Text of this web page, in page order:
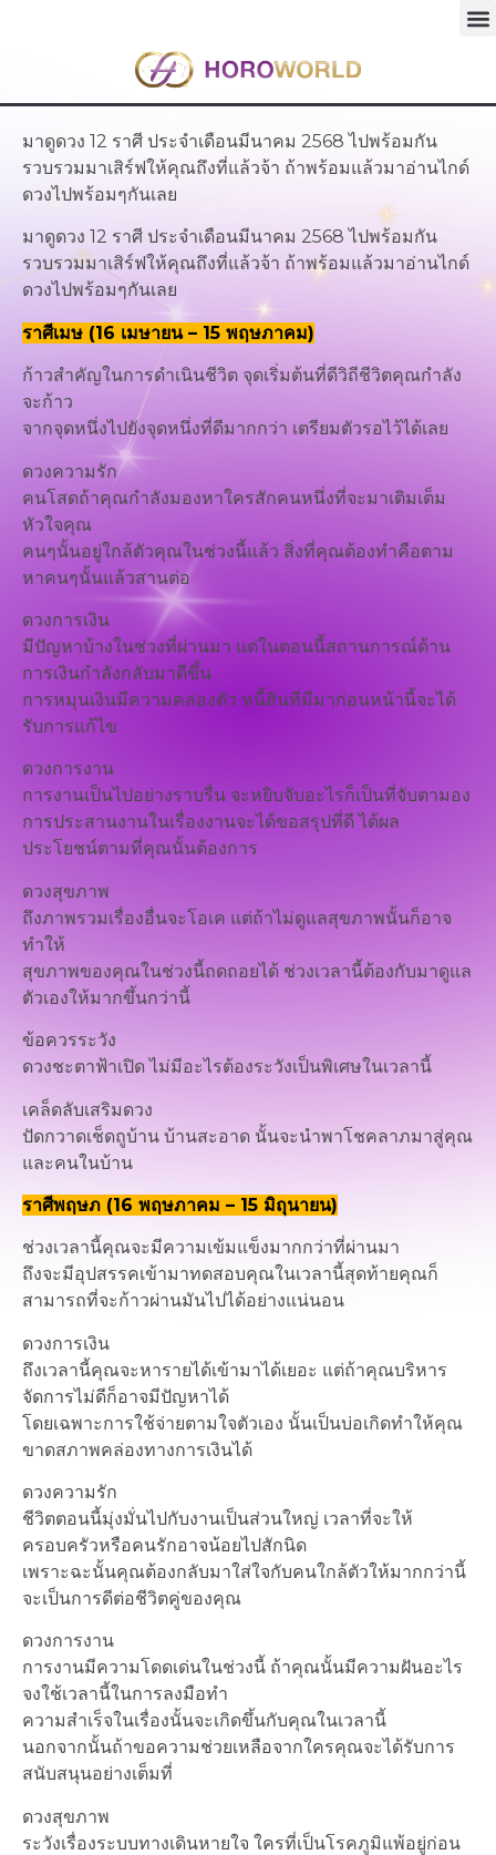
มาดูดวง 12 ราศี ประจำเดือนมีนาคม 2568 ไปพร้อมกัน
รวบรวมมาเสิร์ฟให้คุณถึงที่แล้วจ้า ถ้าพร้อมแล้วมาอ่านไกด์
ดวงไปพร้อมๆกันเลย
มาดูดวง 12 ราศี ประจำเดือนมีนาคม 2568 ไปพร้อมกัน
รวบรวมมาเสิร์ฟให้คุณถึงที่แล้วจ้า ถ้าพร้อมแล้วมาอ่านไกด์
ดวงไปพร้อมๆกันเลย
ราศีเมษ (16 เมษายน – 15 พฤษภาคม)
ก้าวสำคัญในการดำเนินชีวิต จุดเริ่มต้นที่ดีวิถีชีวิตคุณกำลัง
จะก้าว
จากจุดหนึ่งไปยังจุดหนึ่งที่ดีมากกว่า เตรียมตัวรอไว้ได้เลย
ดวงความรัก
คนโสดถ้าคุณกำลังมองหาใครสักคนหนึ่งที่จะมาเติมเต็ม
หัวใจคุณ
คนๆนั้นอยู่ใกล้ตัวคุณในช่วงนี้แล้ว สิ่งที่คุณต้องทำคือตาม
หาคนๆนั้นแล้วสานต่อ
ดวงการเงิน
มีปัญหาบ้างในช่วงที่ผ่านมา แต่ในตอนนี้สถานการณ์ด้าน
การเงินกำลังกลับมาดีขึ้น
การหมุนเงินมีความคล่องตัว หนี้สินที่มีมาก่อนหน้านี้จะได้
รับการแก้ไข
ดวงการงาน
การงานเป็นไปอย่างราบรื่น จะหยิบจับอะไรก็เป็นที่จับตามอง
การประสานงานในเรื่องงานจะได้ขอสรุปที่ดี ได้ผล
ประโยชน์ตามที่คุณนั้นต้องการ
ดวงสุขภาพ
ถึงภาพรวมเรื่องอื่นจะโอเค แต่ถ้าไม่ดูแลสุขภาพนั้นก็อาจ
ทำให้
สุขภาพของคุณในช่วงนี้ถดถอยได้ ช่วงเวลานี้ต้องกับมาดูแล
ตัวเองให้มากขึ้นกว่านี้
ข้อควรระวัง
ดวงชะตาฟ้าเปิด ไม่มีอะไรต้องระวังเป็นพิเศษในเวลานี้
เคล็ดลับเสริมดวง
ปัดกวาดเช็ดถูบ้าน บ้านสะอาด นั้นจะนำพาโชคลาภมาสู่คุณ
และคนในบ้าน
ราศีพฤษภ (16 พฤษภาคม – 15 มิถุนายน)
ช่วงเวลานี้คุณจะมีความเข้มแข็งมากกว่าที่ผ่านมา
ถึงจะมีอุปสรรคเข้ามาทดสอบคุณในเวลานี้สุดท้ายคุณก็
สามารถที่จะก้าวผ่านมันไปได้อย่างแน่นอน
ดวงการเงิน
ถึงเวลานี้คุณจะหารายได้เข้ามาได้เยอะ แต่ถ้าคุณบริหาร
จัดการไม่ดีก็อาจมีปัญหาได้
โดยเฉพาะการใช้จ่ายตามใจตัวเอง นั้นเป็นบ่อเกิดทำให้คุณ
ขาดสภาพคล่องทางการเงินได้
ดวงความรัก
ชีวิตตอนนี้มุ่งมั่นไปกับงานเป็นส่วนใหญ่ เวลาที่จะให้
ครอบครัวหรือคนรักอาจน้อยไปสักนิด
เพราะฉะนั้นคุณต้องกลับมาใส่ใจกับคนใกล้ตัวให้มากกว่านี้
จะเป็นการดีต่อชีวิตคู่ของคุณ
ดวงการงาน
การงานมีความโดดเด่นในช่วงนี้ ถ้าคุณนั้นมีความฝันอะไร
จงใช้เวลานี้ในการลงมือทำ
ความสำเร็จในเรื่องนั้นจะเกิดขึ้นกับคุณในเวลานี้
นอกจากนั้นถ้าขอความช่วยเหลือจากใครคุณจะได้รับการ
สนับสนุนอย่างเต็มที่
ดวงสุขภาพ
ระวังเรื่องระบบทางเดินหายใจ ใครที่เป็นโรคภูมิแพ้อยู่ก่อน